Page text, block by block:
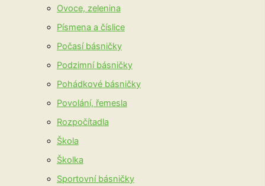
Ovoce, zelenina
Písmena a číslice
Počasí básničky
Podzimní básničky
Pohádkové básničky
Povolání, řemesla
Rozpočítadla
Škola
Školka
Sportovní básničky